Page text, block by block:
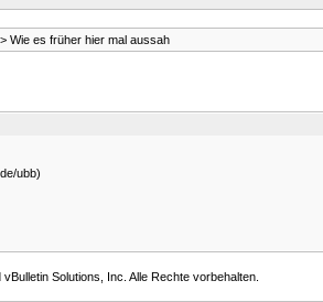
> Wie es früher hier mal aussah
ubb)
Solutions, Inc. Alle Rechte vorbehalten.